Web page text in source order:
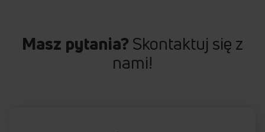
Masz pytania? Skontaktuj się z
nami!